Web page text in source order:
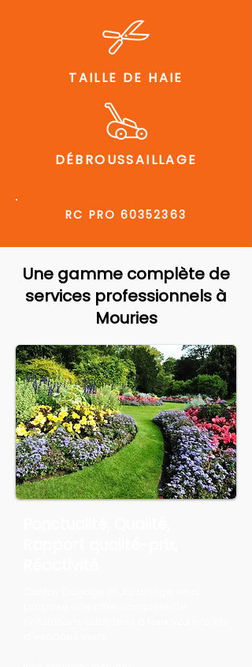
TAILLE DE HAIE
DÉBROUSSAILLAGE
RC PRO 60352363
Une gamme complète de
services professionnels à
Mouries